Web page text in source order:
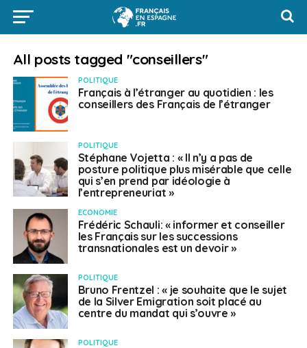
All posts tagged "conseillers"
POLITIQUE
Français à l’étranger au quotidien : les
conseillers des Français de l’étranger
POLITIQUE
Stéphane Vojetta : « Il n’y a pas de
posture politique plus misérable que celle
qui s’en prend par idéologie à
l’entrepreneuriat »
ECONOMIE
Frédéric Schauli: « informer et conseiller
les Français sur les successions
transnationales est un devoir »
POLITIQUE
Bruno Frentzel : « je souhaite que le sujet
de la Silver Emigration soit placé au
centre du mandat qui s’ouvre »
POLITIQUE